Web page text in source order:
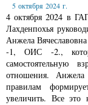
5 октября 2024 г.
4 октября 2024 в
Лахденпохья
Анжела
-1, ОИС -2.,
самостоятельную
отношения.
правилам
увеличить. Все это